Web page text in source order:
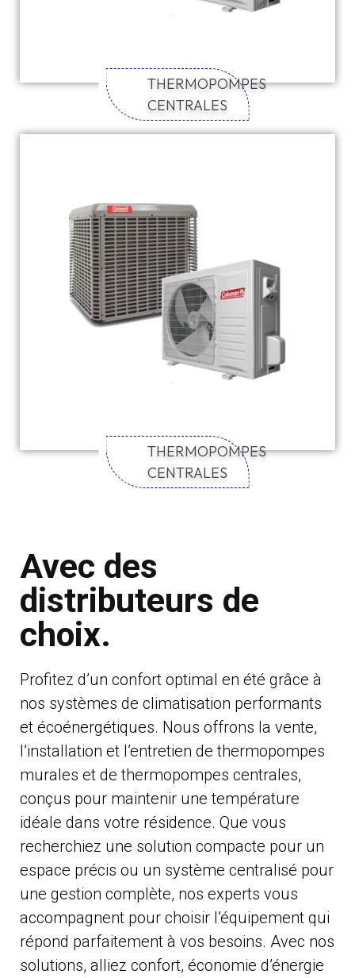
THERMOPOMPES
CENTRALES
THERMOPOMPES
CENTRALES
Avec des
distributeurs de
choix.
Profitez d’un confort optimal en été grâce à
nos systèmes de climatisation performants
et écoénergétiques. Nous offrons la vente,
l’installation et l’entretien de thermopompes
murales et de thermopompes centrales,
conçus pour maintenir une température
idéale dans votre résidence. Que vous
recherchiez une solution compacte pour un
espace précis ou un système centralisé pour
une gestion complète, nos experts vous
accompagnent pour choisir l’équipement qui
répond parfaitement à vos besoins. Avec nos
solutions, alliez confort, économie d’énergie